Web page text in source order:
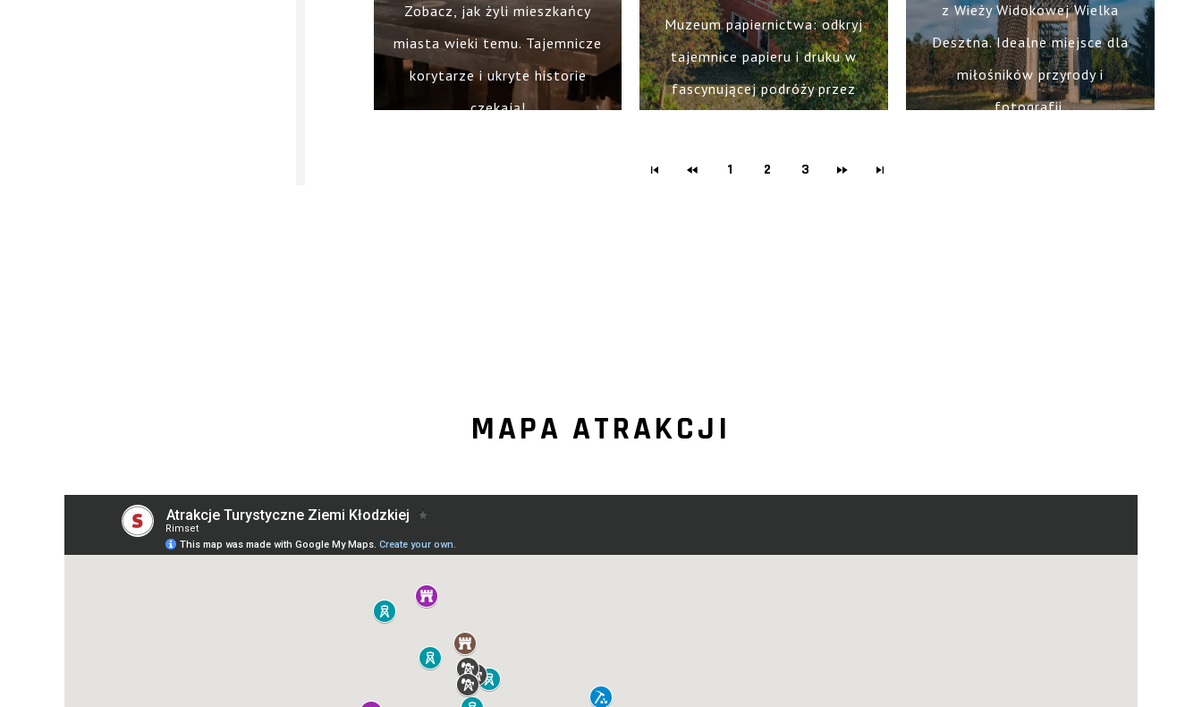
Zobacz, jak żyli mieszkańcy
miasta wieki temu. Tajemnicze
korytarze i ukryte historie
czekają!
Muzeum papiernictwa: odkryj
tajemnice papieru i druku w
fascynującej podróży przez
z Wieży Widokowej Wielka
Desztna. Idealne miejsce dla
miłośników przyrody i
fotografii.
1 2 3
MAPA ATRAKCJI